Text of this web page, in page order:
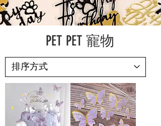
PET PET 寵物